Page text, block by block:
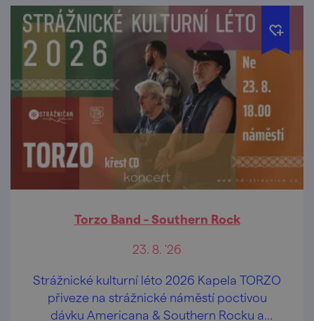
Torzo Band - Southern Rock
23. 8. '26
Strážnické kulturní léto 2026 Kapela TORZO
přiveze na strážnické náměstí poctivou
dávku Americana & Southern Rocku a